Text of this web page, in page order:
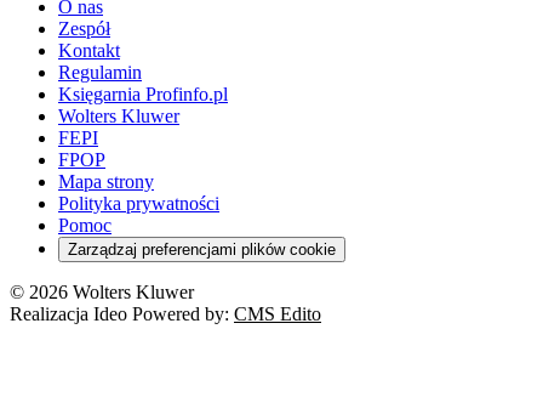
O nas
Zespół
Kontakt
Regulamin
Księgarnia Profinfo.pl
Wolters Kluwer
FEPI
FPOP
Mapa strony
Polityka prywatności
Pomoc
Zarządzaj preferencjami plików cookie
© 2026 Wolters Kluwer
Realizacja Ideo Powered by: CMS Edito